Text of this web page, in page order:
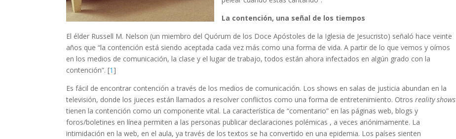
La contención, una señal de los tiempos
El élder Russell M. Nelson (un miembro del Quórum de los Doce Apóstoles de la Iglesia de Jesucristo) señaló hace veinte
años que “la contención está siendo aceptada cada vez más como una forma de vida. A partir de lo que vemos y oímos
en los medios de comunicación, la clase y el lugar de trabajo, todos están ahora infectados en algún grado con la
contención”. [1]
Es fácil de encontrar contención a través de los medios de comunicación. Los shows en salas de justicia abundan en la
televisión, donde los jueces están llamados a resolver conflictos como una forma de entretenimiento. Otrosreality shows
tienen la contención como un componente vital. La característica de “comentario” en las páginas web, blogs y
foros/boletines en línea permiten a las personas publicar declaraciones polémicas , a veces anónimamente. La
intimidación en la web, en el aula, ya través de los textos se ha convertido en una epidemia. Los países sienten